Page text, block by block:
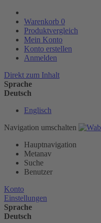
Warenkorb 0
Produktvergleich
Mein Konto
Konto erstellen
Anmelden
Direkt zum Inhalt
Sprache
Deutsch
Englisch
Navigation umschalten
Hauptnavigation
Metanav
Suche
Benutzer
Konto
Einstellungen
Sprache
Deutsch